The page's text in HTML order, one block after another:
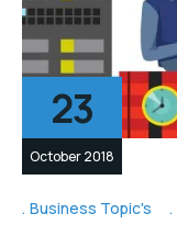
23
October 2018
Business Topic's